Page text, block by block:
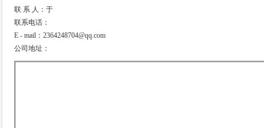
联 系 人：于
联系电话：
E - mail：2364248704@qq.com
公司地址：